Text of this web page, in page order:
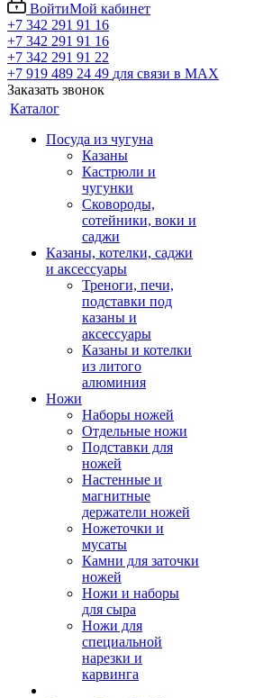
ВойтиМой кабинет
+7 342 291 91 16
+7 342 291 91 16
+7 342 291 91 22
+7 919 489 24 49 для связи в МАХ
Заказать звонок
Каталог
Посуда из чугуна
Казаны
Кастрюли и
чугунки
Сковороды,
сотейники, воки и
саджи
Казаны, котелки, саджи
и аксессуары
Треноги, печи,
подставки под
казаны и
аксессуары
Казаны и котелки
из литого
алюминия
Ножи
Наборы ножей
Отдельные ножи
Подставки для
ножей
Настенные и
магнитные
держатели ножей
Ножеточки и
мусаты
Камни для заточки
ножей
Ножи и наборы
для сыра
Ножи для
специальной
нарезки и
карвинга